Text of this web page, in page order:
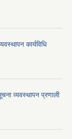
कार्यविधि
व्यवस्थापन प्रणाली